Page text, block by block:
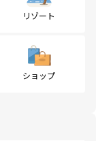
リゾート
ショップ